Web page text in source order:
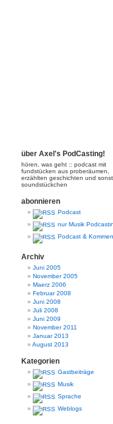
über Axel's PodCasting!
hören, was geht :: podcast mit
fundstücken aus proberäumen,
erzählten geschichten und
soundstückchen
abonnieren
Podcast
nur Musik
Podcast &
Archiv
Juni 2005
November 2005
Maerz 2006
Februar 2008
Juni 2008
Juli 2008
Juni 2009
November 2011
Januar 2013
August 2013
Kategorien
Gastbeiträge
Musik
Sprache
Weblogs